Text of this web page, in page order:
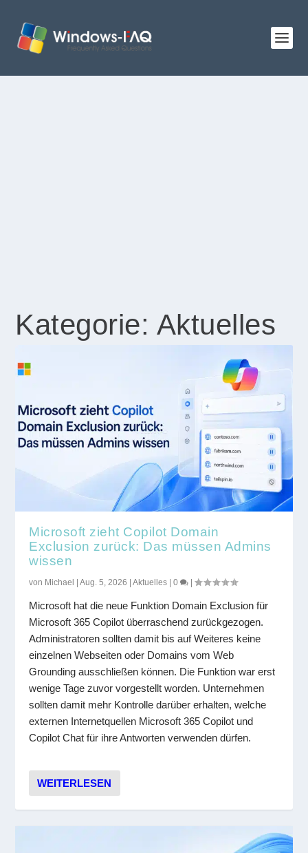
Kategorie: Aktuelles
Microsoft zieht Copilot Domain
Exclusion zurück: Das müssen Admins
wissen
von Michael |Aug. 5, 2026 |Aktuelles |0 |
Microsoft hat die neue Funktion Domain Exclusion für
Microsoft 365 Copilot überraschend zurückgezogen.
Administratoren sollten damit bis auf Weiteres keine
einzelnen Webseiten oder Domains vom Web
Grounding ausschließen können. Die Funktion war erst
wenige Tage zuvor vorgestellt worden. Unternehmen
sollten damit mehr Kontrolle darüber erhalten, welche
externen Internetquellen Microsoft 365 Copilot und
Copilot Chat für ihre Antworten verwenden dürfen.
WEITERLESEN